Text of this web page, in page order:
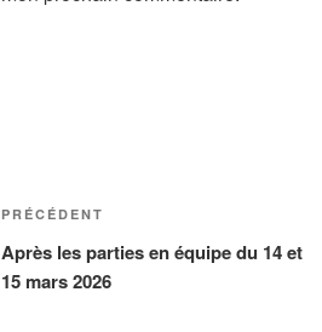
Navigation
de
l’article
Article
précédent
PRÉCÉDENT
Après les parties en équipe du 14 et
15 mars 2026